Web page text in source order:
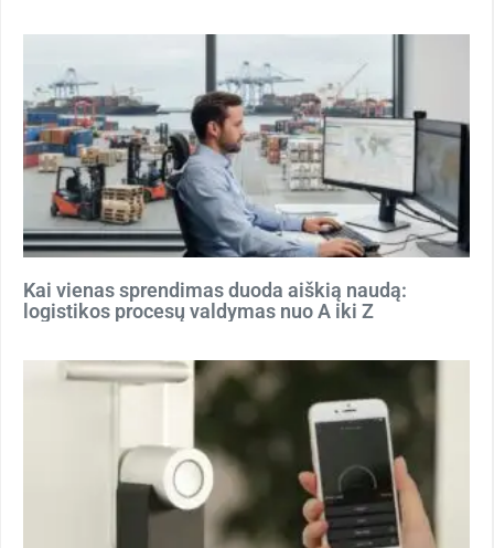
Kai vienas sprendimas duoda aiškią naudą:
logistikos procesų valdymas nuo A iki Z